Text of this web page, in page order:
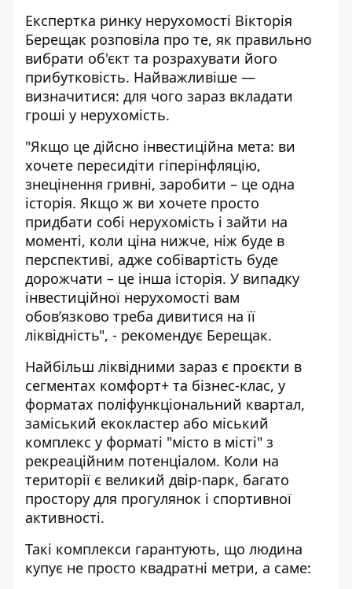
Експертка ринку нерухомості Вікторія
Берещак розповіла про те, як правильно
вибрати об'єкт та розрахувати його
прибутковість. Найважливіше —
визначитися: для чого зараз вкладати
гроші у нерухомість.
"Якщо це дійсно інвестиційна мета: ви
хочете пересидіти гіперінфляцію,
знецінення гривні, заробити – це одна
історія. Якщо ж ви хочете просто
придбати собі нерухомість і зайти на
моменті, коли ціна нижче, ніж буде в
перспективі, адже собівартість буде
дорожчати – це інша історія. У випадку
інвестиційної нерухомості вам
обовʼязково треба дивитися на її
ліквідність", - рекомендує Берещак.
Найбільш ліквідними зараз є проєкти в
сегментах комфорт+ та бізнес-клас, у
форматах поліфункціональний квартал,
заміський екокластер або міський
комплекс у форматі "місто в місті" з
рекреаційним потенціалом. Коли на
території є великий двір-парк, багато
простору для прогулянок і спортивної
активності.
Такі комплекси гарантують, що людина
купує не просто квадратні метри, а саме: